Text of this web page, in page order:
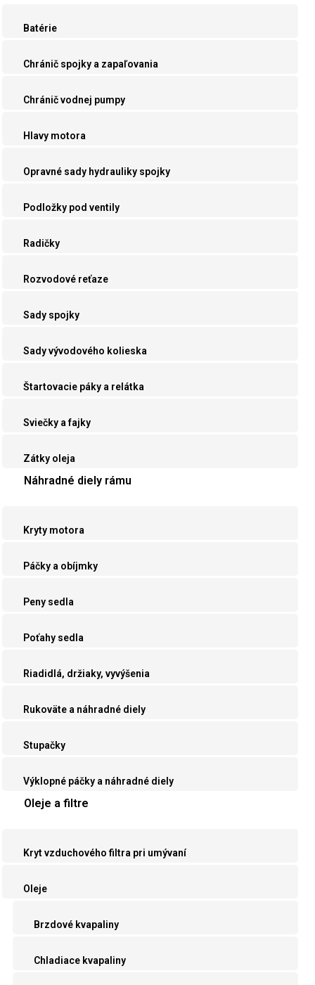
Batérie
Chránič spojky a zapaľovania
Chránič vodnej pumpy
Hlavy motora
Opravné sady hydrauliky spojky
Podložky pod ventily
Radičky
Rozvodové reťaze
Sady spojky
Sady vývodového kolieska
Štartovacie páky a relátka
Sviečky a fajky
Zátky oleja
Náhradné diely rámu
Kryty motora
Páčky a obíjmky
Peny sedla
Poťahy sedla
Riadidlá, držiaky, vyvýšenia
Rukoväte a náhradné diely
Stupačky
Výklopné páčky a náhradné diely
Oleje a filtre
Kryt vzduchového filtra pri umývaní
Oleje
Brzdové kvapaliny
Chladiace kvapaliny